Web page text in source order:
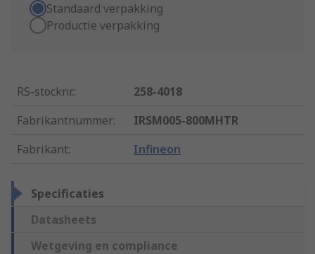
Standaard verpakking
Productie verpakking
RS-stocknr.:
258-4018
Fabrikantnummer:
IRSM005-800MHTR
Fabrikant: Infineon
Specificaties
Datasheets
Wetgeving en compliance